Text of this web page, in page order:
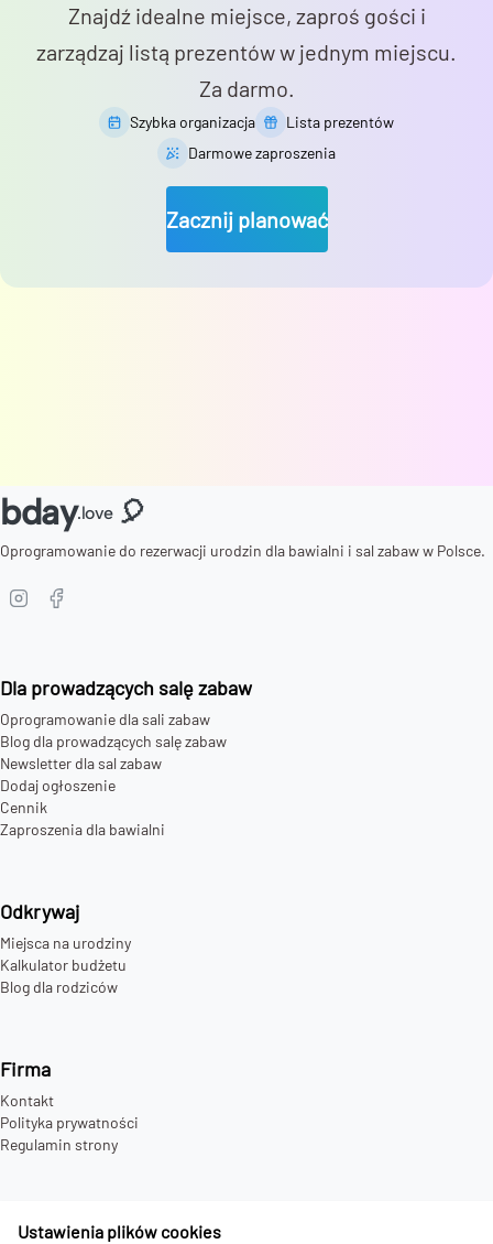
Ustawienia plików cookies
Znajdź idealne miejsce, zaproś gości i
zarządzaj listą prezentów w jednym miejscu.
Za darmo.
Szybka organizacja
Lista prezentów
Darmowe zaproszenia
Zacznij planować
bday.love 🎈
Oprogramowanie do rezerwacji urodzin dla bawialni i sal zabaw w Polsce.
Dla prowadzących salę zabaw
Oprogramowanie dla sali zabaw
Blog dla prowadzących salę zabaw
Newsletter dla sal zabaw
Dodaj ogłoszenie
Cennik
Zaproszenia dla bawialni
Odkrywaj
Miejsca na urodziny
Kalkulator budżetu
Blog dla rodziców
Firma
Kontakt
Polityka prywatności
Regulamin strony